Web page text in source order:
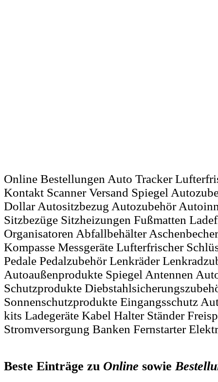
Online Bestellungen Auto Tracker
Kontakt Scanner Versand Spiegel
Dollar Autositzbezug Autozubehör
Sitzbezüge Sitzheizungen Fußmatten
Organisatoren Abfallbehälter
Kompasse Messgeräte Lufterfrischer
Pedale Pedalzubehör Lenkräder
Autoaußenprodukte Spiegel Antennen
Schutzprodukte
Sonnenschutzprodukte Eingangsschutz
kits Ladegeräte Kabel Halter Ständer
Stromversorgung Banken Fernstarter
Beste Einträge zu Online sowie